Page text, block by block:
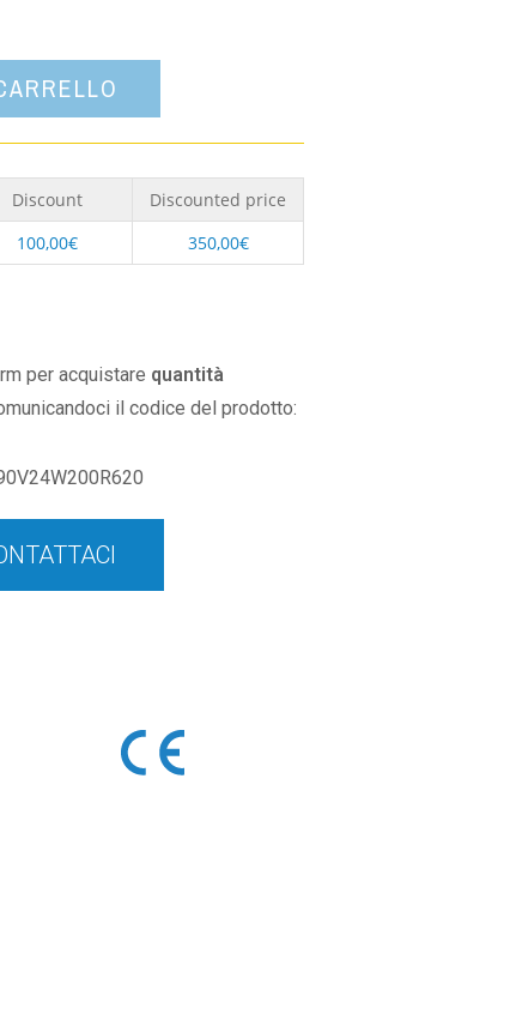
Discount
Discounted price
100,00€ 350,00€
per acquistare quantità
il codice del prodotto: